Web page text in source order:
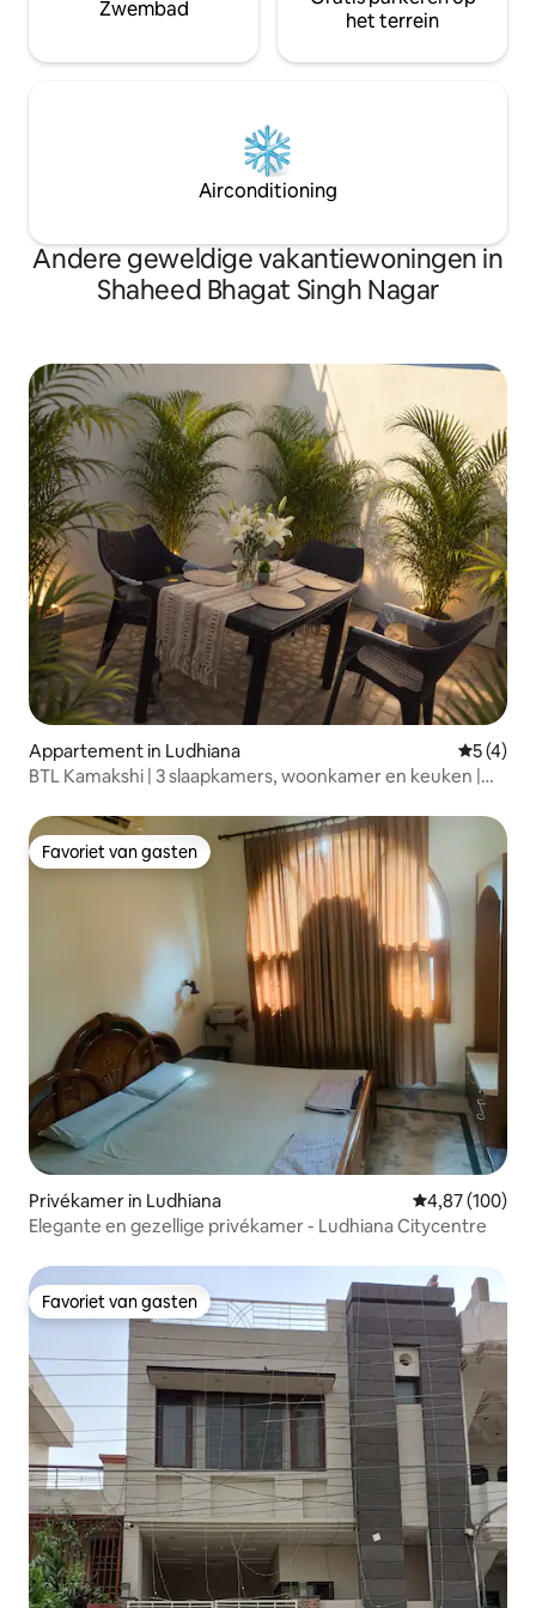
Zwembad
het terrein
Airconditioning
Andere geweldige vakantiewoningen in
Shaheed Bhagat Singh Nagar
Appartement in Ludhiana
5 (4)
BTL Kamakshi | 3 slaapkamers, woonkamer en keuken |
Favoriet van gasten
Favoriet van gasten
Privékamer in Ludhiana Gemiddelde
4,87 (100)
Elegante en gezellige privékamer - Ludhiana Citycentre
Favoriet van gasten
Favoriet van gasten